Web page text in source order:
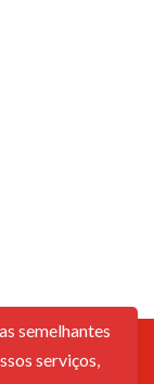
Termos De Uso
semelhantes
serviços,